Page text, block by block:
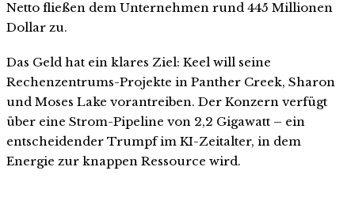
Netto fließen dem Unternehmen rund 445 Millionen
Dollar zu.
Das Geld hat ein klares Ziel: Keel will seine
Rechenzentrums-Projekte in Panther Creek, Sharon
und Moses Lake vorantreiben. Der Konzern verfügt
über eine Strom-Pipeline von 2,2 Gigawatt – ein
entscheidender Trumpf im KI-Zeitalter, in dem
Energie zur knappen Ressource wird.